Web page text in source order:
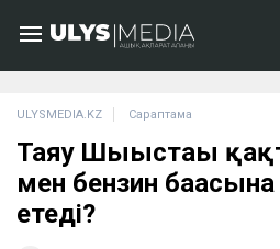
ULYSMEDIA.KZ Сараптама
Таяу Шығыстағы
мен бензин
етеді?